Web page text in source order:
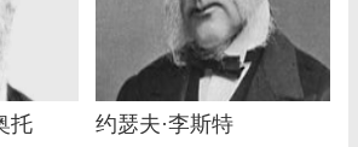
托 约瑟夫·李斯特